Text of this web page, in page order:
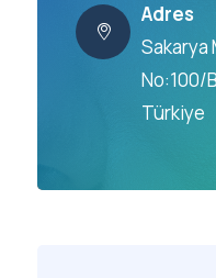
Adres
Sakarya
No:100/
Türkiye